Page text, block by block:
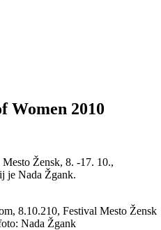
Women 2010
Žensk, 8. -17. 10.,
je Nada Žgank.
8.10.210, Festival Mesto Žensk
Nada Žgank